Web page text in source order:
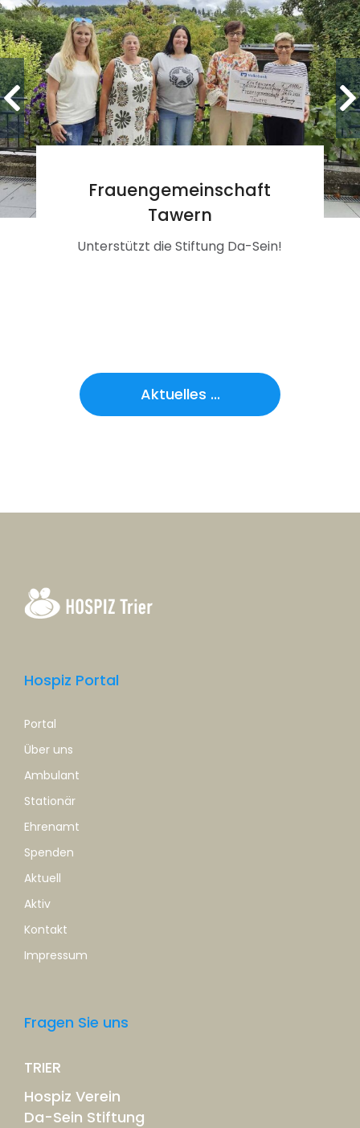
Frauengemeinschaft
Tawern
Unterstützt die Stiftung Da-Sein!
Aktuelles ...
Hospiz Portal
Portal
Über uns
Ambulant
Stationär
Ehrenamt
Spenden
Aktuell
Aktiv
Kontakt
Impressum
Fragen Sie uns
TRIER
Hospiz Verein
Da-Sein Stiftung